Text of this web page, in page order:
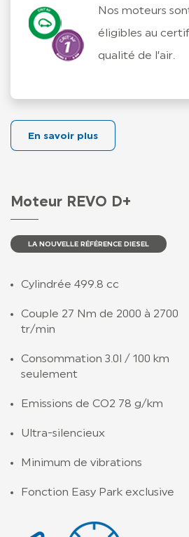
Nos moteurs
éligibles au
qualité de l’air.
En savoir plus
Moteur REVO D+
LA NOUVELLE RÉFÉRENCE DIESEL
Cylindrée 499.8 cc
Couple 27 Nm de 2000 à 2700
tr/min
Consommation 3.0l / 100 km
seulement
Emissions de CO2 78 g/km
Ultra-silencieux
Minimum de vibrations
Fonction Easy Park exclusive